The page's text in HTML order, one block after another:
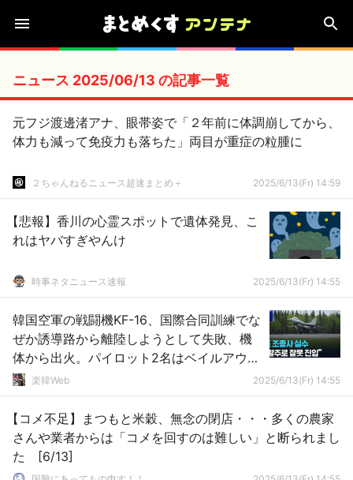
ニュース 2025/06/13 の記事一覧
元フジ渡邊渚アナ、眼帯姿で「２年前に体調崩してから、
体力も減って免疫力も落ちた」両目が重症の粒腫に
２ちゃんねるニュース超速まとめ＋ 2025/6/13(Fr) 14:59
【悲報】香川の心霊スポットで遺体発見、こ
れはヤバすぎやんけ
時事ネタニュース速報 2025/6/13(Fr) 14:55
韓国空軍の戦闘機KF-16、国際合同訓練でな
ぜか誘導路から離陸しようとして失敗、機
体から出火。パイロット2名はベイルアウト
で無事楽韓Web 2025/6/13(Fr) 14:55
【コメ不足】まつもと米穀、無念の閉店・・・多くの農家
さんや業者からは「コメを回すのは難しい」と断られまし
た [6/13]